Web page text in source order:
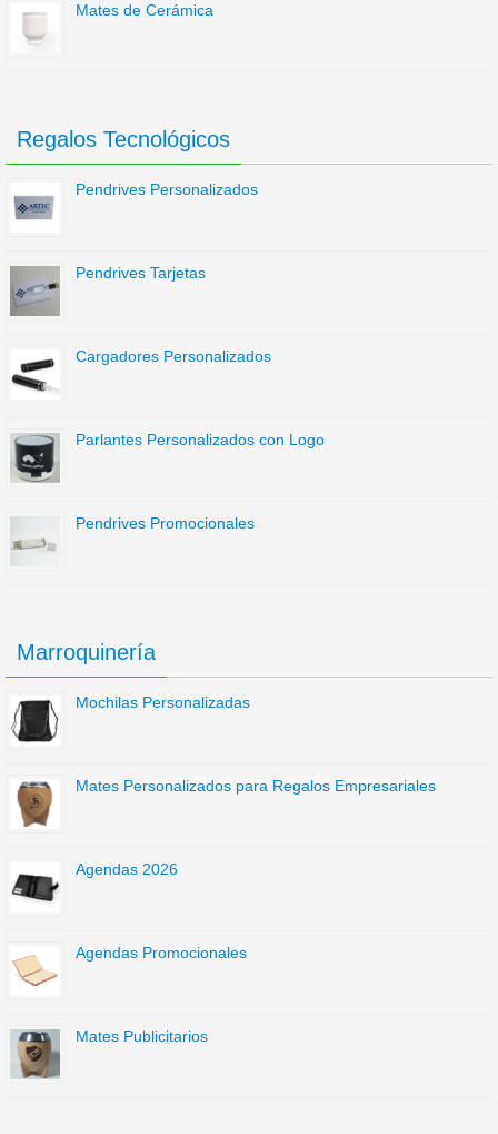
Mates de Cerámica
Regalos Tecnológicos
Pendrives Personalizados
Pendrives Tarjetas
Cargadores Personalizados
Parlantes Personalizados con Logo
Pendrives Promocionales
Marroquinería
Mochilas Personalizadas
Mates Personalizados para Regalos Empresariales
Agendas 2026
Agendas Promocionales
Mates Publicitarios